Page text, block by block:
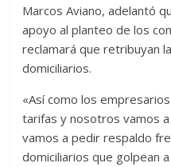
Marcos Aviano, adelantó
apoyo al planteo de los
reclamará que retribuyan
domiciliarios.
«Así como los
tarifas y nosotros vamos
vamos a pedir respaldo
domiciliarios que golpean